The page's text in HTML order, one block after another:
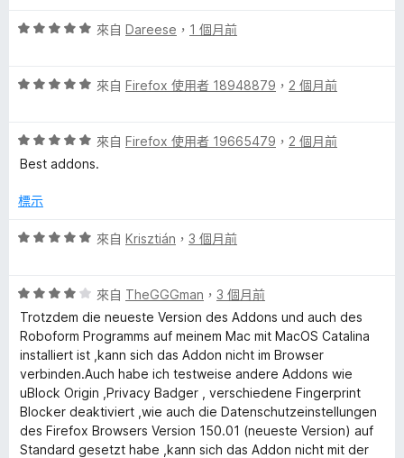
論
分
滿
分
評
分
分
5
來自 Dareese ， 1 個月前
評
分
，
分
分
來自 Firefox 使用者 18948879 ， 2 個月前
評
價
分
滿
分
來自 Firefox 使用者 19665479 ， 2 個月前
Best addons.
標示
評
分
，
滿
分
5
分
來自 Krisztián ， 3 個月前
評
價
4
分
，
滿
分
5
分
來自 TheGGGman ， 3 個月前
Trotzdem die neueste Version des Addons und auch des
Roboform Programms auf meinem Mac mit MacOS Catalina
installiert ist ,kann sich das Addon nicht im Browser
verbinden.Auch habe ich testweise andere Addons wie
uBlock Origin ,Privacy Badger , verschiedene Fingerprint
Blocker deaktiviert ,wie auch die Datenschutzeinstellungen
des Firefox Browsers Version 150.01 (neueste Version) auf
Standard gesetzt habe ,kann sich das Addon nicht mit der